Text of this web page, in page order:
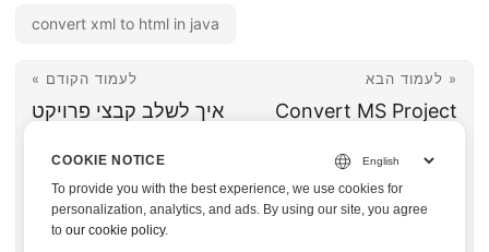
convert xml to html in java
« לעמוד הקודם
איך לשלב קבצי פרויקט
Aspose.Tasks עבור
פייתון
לעמוד הבא »
Convert MS Project
COOKIE NOTICE
To provide you with the best experience, we use cookies for
personalization, analytics, and ads. By using our site, you agree
toour cookie policy.